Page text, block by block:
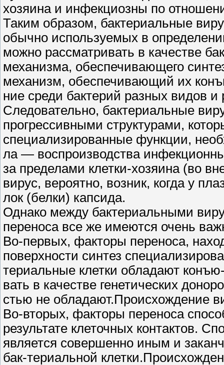
хозяина и инфекциозны по
Таким образом, бактериальные
обычно используемых в
можно рассматривать в качестве
механизма, обеспечивающего
механизм, обеспечивающий их
ние среди бактерий разных видов и
Следовательно, бактериальные
прогрессивными структурами,
специализированные функции,
ла — воспроизводства
за пределами клетки-хозяина (во
вирус, вероятно, возник, когда у
лок (белки) капсида.
Однако между бактериальными
переноса все же имеются очень
Во-первых, факторы переноса,
поверхности синтез
териальные клетки обладают
вать в качестве генетических
стью не обладают.Происхождение
Во-вторых, факторы переноса
результате клеточных контактов.
является совершенно иным и
бак-териальной